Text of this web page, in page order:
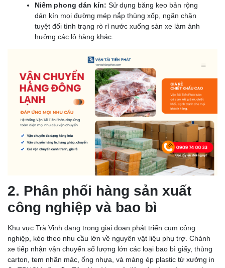
Niêm phong dán kín: Sử dụng băng keo bản rộng
dán kín mọi đường mép nắp thùng xốp, ngăn chặn
tuyệt đối tình trạng rò rỉ nước xuống sàn xe làm ảnh
hưởng các lô hàng khác.
2. Phân phối hàng sản xuất
công nghiệp và bao bì
Khu vực Trà Vinh đang trong giai đoạn phát triển cụm công
nghiệp, kéo theo nhu cầu lớn về nguyên vật liệu phụ trợ. Chành
xe tiếp nhận vận chuyển số lượng lớn các loại bao bì giấy, thùng
carton, tem nhãn mác, ống nhựa, và màng ép plastic từ xưởng in